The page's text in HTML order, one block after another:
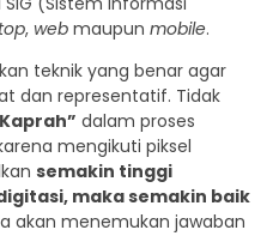
, web maupun mobile.
teknik yang benar agar
dan representatif. Tidak
dalam proses
mengikuti piksel
semakin tinggi
maka semakin baik
akan menemukan jawaban